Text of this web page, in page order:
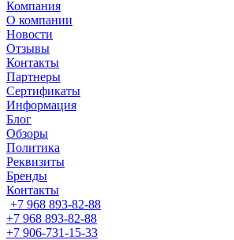
Компания
О компании
Новости
Отзывы
Контакты
Партнеры
Сертификаты
Информация
Блог
Обзоры
Политика
Реквизиты
Бренды
Контакты
+7 968 893-82-88
+7 968 893-82-88
+7 906-731-15-33